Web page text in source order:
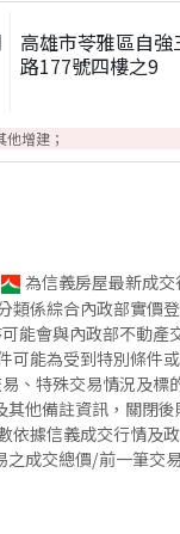
高雄市苓雅區自強
路177號四樓之9
他增建；
為信義房屋最新成交
類係綜合內政部實價
能會與內政部不動產
可能為受到特別條件
、特殊交易情況及
其他備註資訊，關閉後
依據信義成交行情及
之成交總價/前一筆交